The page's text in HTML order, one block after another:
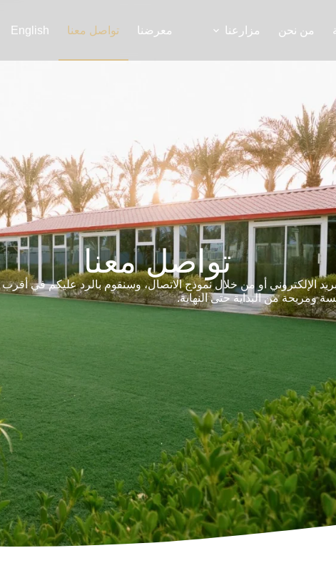
من نحن مزارعنا معرضنا تواصل معنا English
تواصل معنا
الإلكتروني أو من خلال نموذج الاتصال، وسنقوم بالرد عليكم في
ومريحة من البداية حتى النهاية.